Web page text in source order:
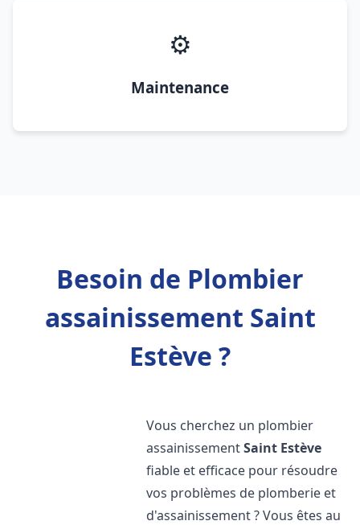
⚙️
Maintenance
Besoin de Plombier
assainissement Saint
Estève ?
Vous cherchez un plombier
assainissementSaint Estève
fiable et efficace pour résoudre
vos problèmes de plomberie et
d'assainissement ? Vous êtes au